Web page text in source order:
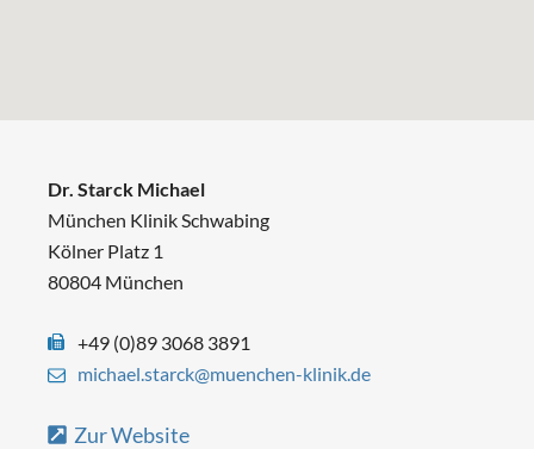
Dr. Starck Michael
München Klinik Schwabing
Kölner Platz 1
80804 München
+49 (0)89 3068 3891
michael.starck@muenchen-klinik.de
Zur Website